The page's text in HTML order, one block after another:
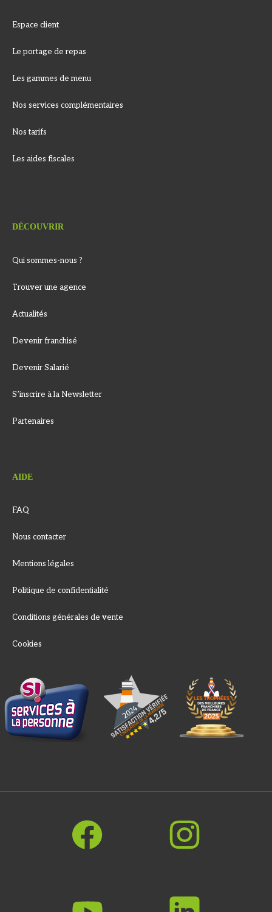
Espace client
Le portage de repas
Les gammes de menu
Nos services complémentaires
Nos tarifs
Les aides fiscales
DÉCOUVRIR
Qui sommes-nous ?
Trouver une agence
Actualités
Devenir franchisé
Devenir Salarié
S’inscrire à la Newsletter
Partenaires
AIDE
FAQ
Nous contacter
Mentions légales
Politique de confidentialité
Conditions générales de vente
Cookies